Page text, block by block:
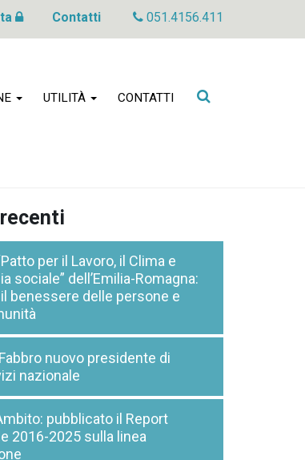
Contatti 051.4156.411
UTILITÀ CONTATTI
Cerca
per il Lavoro, il Clima e
sociale” dell’Emilia-Romagna:
benessere delle persone e
nuovo presidente di
nazionale
pubblicato il Report
2016-2025 sulla linea